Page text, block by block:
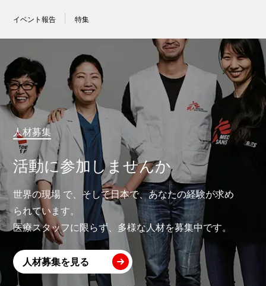
イベント報告 特集
人材募集
活動に参加しませんか
世界の現場 で、そして日本で、あなたの経験が求め
られています。
医療スタッフに限らず、多様な人材を募集中です。
人材募集を見る